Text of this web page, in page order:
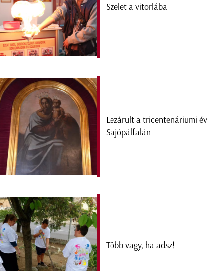
Szelet a vitorlába
Lezárult a tricentenáriumi év
Sajópálfalán
Több vagy, ha adsz!